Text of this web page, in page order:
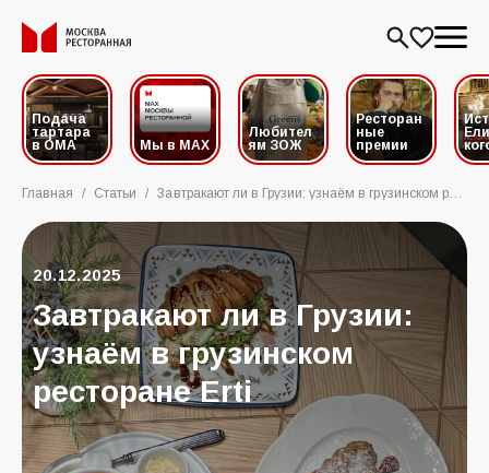
Подача
тартара
в ОМА
Мы в MAX
Любител
ям ЗОЖ
Ресторан
ные
премии
Главная / Статьи / Завтракают ли в Грузии: узнаём в грузинском ресторане Erti
20.12.2025
Завтракают ли в Грузии:
узнаём в грузинском
ресторане Erti